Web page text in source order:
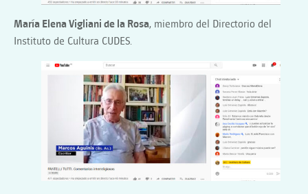
María Elena Vigliani de la Rosa, miembro del Directorio del
Instituto de Cultura CUDES.